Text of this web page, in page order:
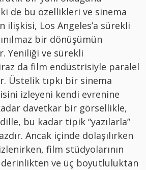
de bu özellikleri ve sinema
ilişkisi, Los Angeles’a sürekli
bir dönüşümün
Yeniliği ve sürekli
da film endüstrisiyle paralel
Üstelik tıpkı bir sinema
izleyeni kendi evrenine
davetkar bir görsellikle,
bu kadar tipik “yazılarla”
Ancak içinde dolaşılırken
film stüdyolarının
derinlikten ve üç boyutluluktan